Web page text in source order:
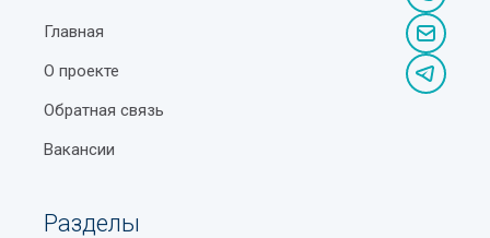
Главная
О проекте
Обратная связь
Вакансии
Разделы